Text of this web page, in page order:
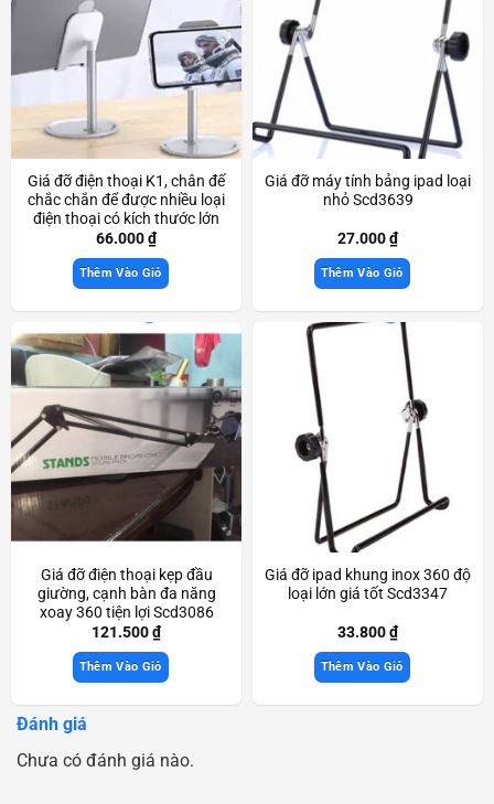
Giá đỡ điện thoại K1, chân đế
chắc chắn để được nhiều loại
điện thoại có kích thước lớn
Scd3169
66.000₫
Thêm Vào Giỏ
Giá đỡ máy tính bảng ipad loại
nhỏ Scd3639
27.000₫
Thêm Vào Giỏ
Giá đỡ điện thoại kẹp đầu
giường, cạnh bàn đa năng
xoay 360 tiện lợi Scd3086
121.500₫
Thêm Vào Giỏ
Giá đỡ ipad khung inox 360 độ
loại lớn giá tốt Scd3347
33.800₫
Thêm Vào Giỏ
Đánh giá
Chưa có đánh giá nào.